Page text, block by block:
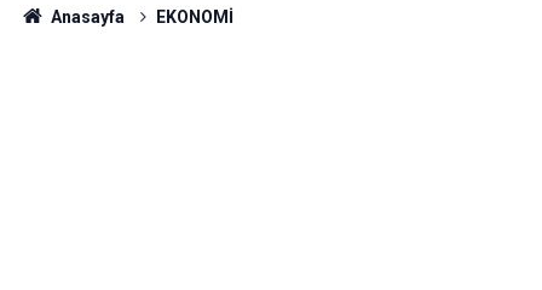
Anasayfa EKONOMİ